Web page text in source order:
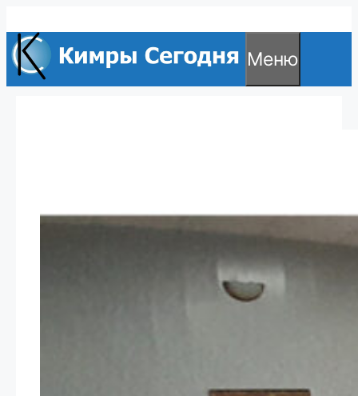
к
содержимому
Меню